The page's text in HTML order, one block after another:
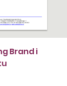
Brand i